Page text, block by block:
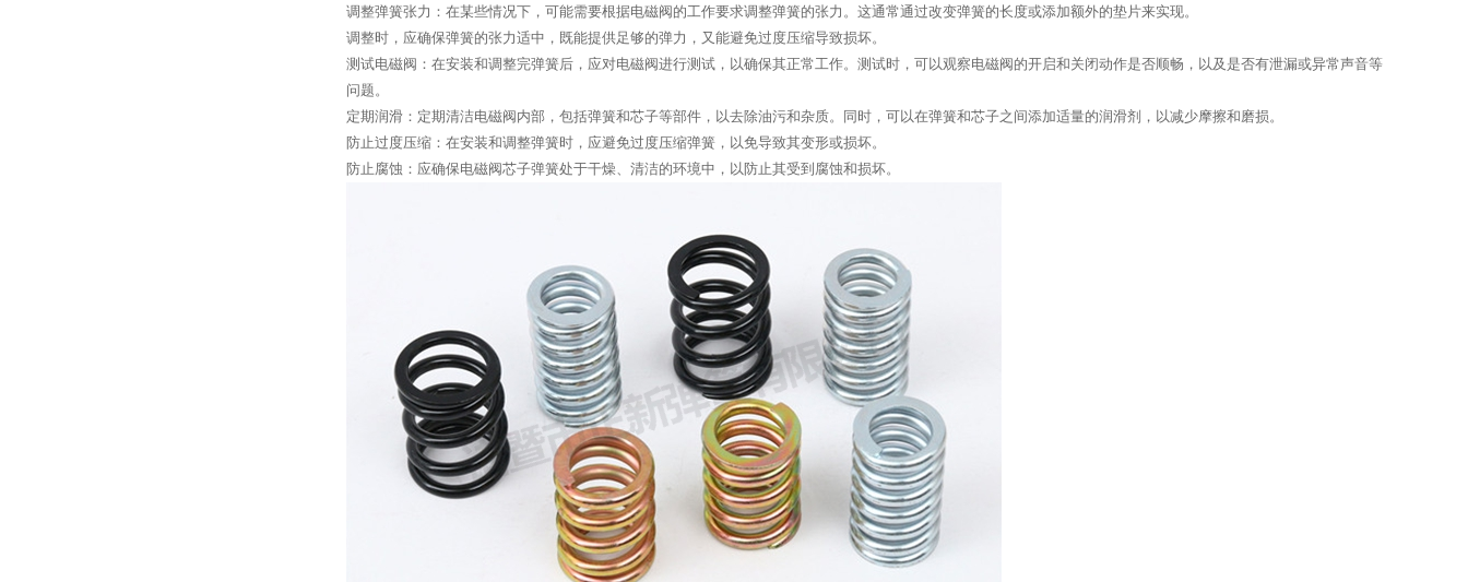
调整弹簧张力：在某些情况下，可能需要根据电磁阀的工作要求调整弹簧的张力。这通常通过改变弹簧的长度或添加额外的垫片来实现。
调整时，应确保弹簧的张力适中，既能提供足够的弹力，又能避免过度压缩导致损坏。
测试电磁阀：在安装和调整完弹簧后，应对电磁阀进行测试，以确保其正常工作。测试时，可以观察电磁阀的开启和关闭动作是否顺畅，以及是否有泄漏或异常声音等
问题。
定期润滑：定期清洁电磁阀内部，包括弹簧和芯子等部件，以去除油污和杂质。同时，可以在弹簧和芯子之间添加适量的润滑剂，以减少摩擦和磨损。
防止过度压缩：在安装和调整弹簧时，应避免过度压缩弹簧，以免导致其变形或损坏。
防止腐蚀：应确保电磁阀芯子弹簧处于干燥、清洁的环境中，以防止其受到腐蚀和损坏。